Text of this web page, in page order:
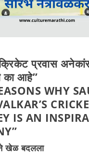
प्रवास
का आहे”
WHY
IS AN
खेळ बदलला